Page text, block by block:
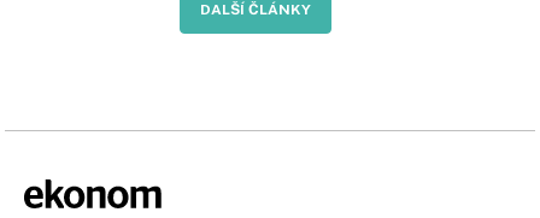
DALŠÍ ČLÁNKY